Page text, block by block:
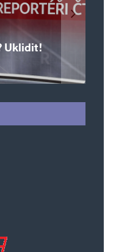
Uklidit!
6. díl:
5. díl:
Bastily
loajalita
legendy
lžou:
který se